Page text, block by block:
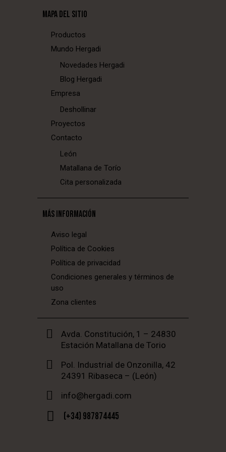
MAPA DEL SITIO
Productos
Mundo Hergadi
Novedades Hergadi
Blog Hergadi
Empresa
Deshollinar
Proyectos
Contacto
León
Matallana de Torío
Cita personalizada
MÁS INFORMACIÓN
Aviso legal
Política de Cookies
Política de privacidad
Condiciones generales y términos de
uso
Zona clientes
Avda. Constitución, 1 – 24830
Estación Matallana de Torio
Pol. Industrial de Onzonilla, 42
24391 Ribaseca – (León)
info@hergadi.com
(+34) 987874445